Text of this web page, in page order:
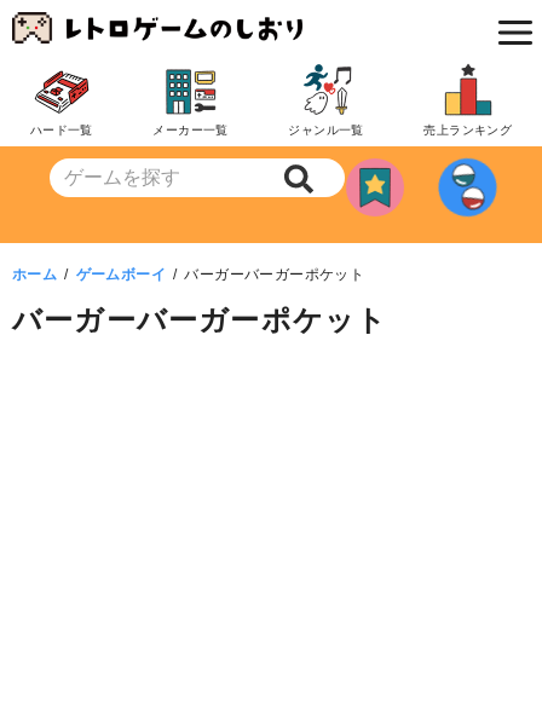
コ
ン
ツ
動
ハード一覧 メーカー一覧 ジャンル一覧 売上ランキング
ホーム ゲームボーイ バーガーバーガーポケット
バーガーバーガーポケット